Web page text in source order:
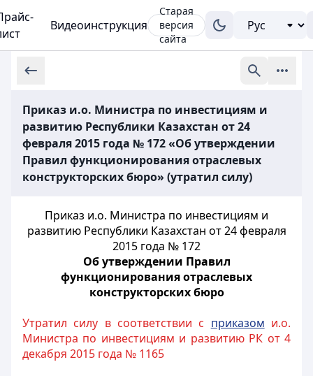
Видеоинструкция
Старая
версия
сайта
Приказ и.о. Министра по инвестициям и
развитию Республики Казахстан от 24
февраля 2015 года № 172 «Об утверждении
Правил функционирования отраслевых
конструкторских бюро» (утратил силу)
Приказ и.о. Министра по инвестициям и
развитию Республики Казахстан от 24 февраля
2015 года № 172
Об утверждении Правил
функционирования отраслевых
конструкторских бюро
Утратил силу в соответствии с приказом и.о.
Министра по инвестициям и развитию РК от 4
декабря 2015 года № 1165